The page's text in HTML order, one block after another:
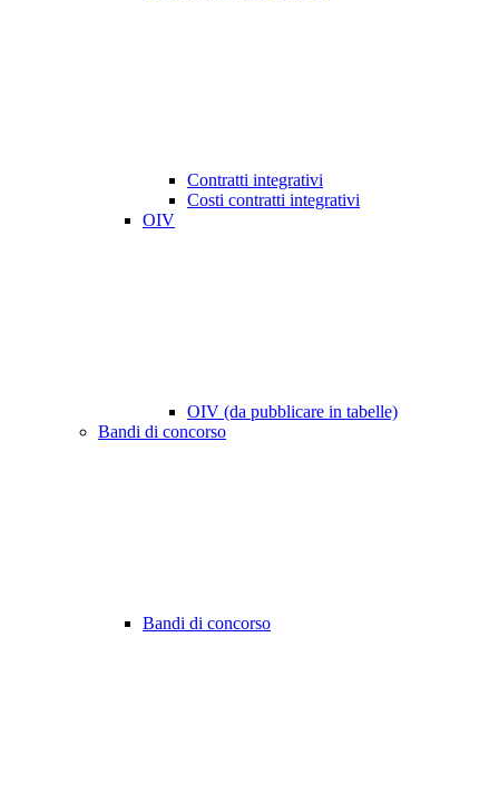
Contratti integrativi
Costi contratti integrativi
OIV
OIV (da pubblicare in tabelle)
Bandi di concorso
Bandi di concorso